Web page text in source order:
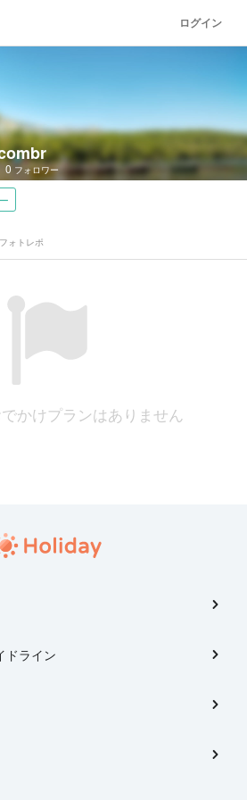
ログイン
0 フォロワー
フォトレポ
かけプランはありません
ドライン